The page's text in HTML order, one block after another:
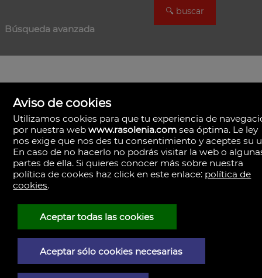
Búsqueda avanzada
Rasolenia Inmobiliaria
15003 Coruña (A), la Coruña
España
Aviso Legal
Política de privacidad
Aviso de cookies
Utilizamos cookies para que tu experiencia de
por nuestra webwww.rasolenia.com sea óptima. Le ley
nos exige que nos des tu consentimiento y aceptes su
En caso de no hacerlo no podrás visitar la web o
partes de ella. Si quieres conocer más sobre nuestra
política de cookes haz click en este enlace: política de
cookies.
Aceptar todas las cookies
Aceptar sólo cookies necesarias